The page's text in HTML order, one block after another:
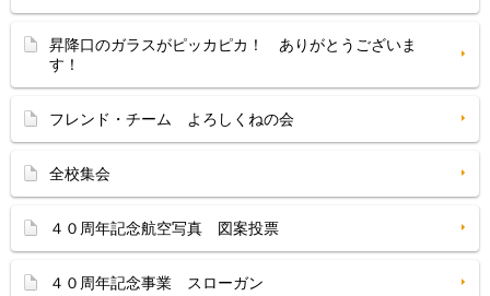
昇降口のガラスがピッカピカ！ ありがとうございま
す！
フレンド・チーム よろしくねの会
全校集会
４０周年記念航空写真 図案投票
４０周年記念事業 スローガン